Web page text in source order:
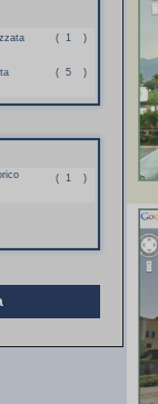
( 1 )
( 5 )
( 1 )